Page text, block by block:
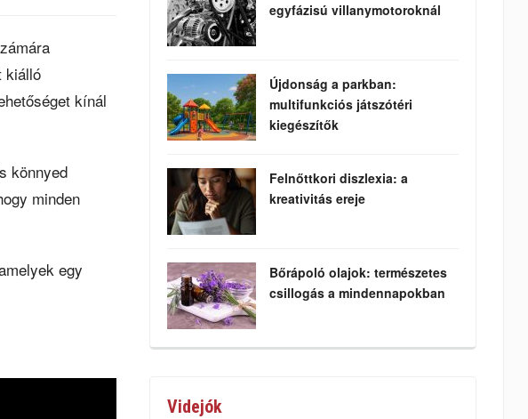
kiálló
kínál
könnyed
minden
egy
egyfázisú villanymotoroknál
Újdonság a parkban:
multifunkciós játszótéri
kiegészítők
Felnőttkori diszlexia: a
kreativitás ereje
Bőrápoló olajok: természetes
csillogás a mindennapokban
Videjók